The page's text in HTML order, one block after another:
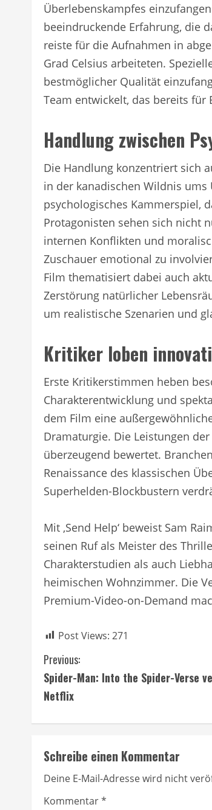
Überlebenskampfes
beeindruckende Erfahrung, die
reiste für die Aufnahmen in
Grad Celsius arbeiteten.
bestmöglicher Qualität
Team entwickelt, das bereits für
Handlung zwischen
Die Handlung konzentriert sich
in der kanadischen Wildnis
psychologisches Kammerspiel,
Protagonisten sehen sich nicht
internen Konflikten und
Zuschauer emotional zu
Film thematisiert dabei auch
Zerstörung natürlicher
um realistische Szenarien und
Kritiker loben
Erste Kritikerstimmen heben
Charakterentwicklung und
dem Film eine
Dramaturgie. Die Leistungen
überzeugend bewertet.
Renaissance des klassischen
Superhelden-Blockbustern
Mit ‚Send Help‘ beweist Sam
seinen Ruf als Meister des
Charakterstudien als auch
heimischen Wohnzimmer. Die
Premium-Video-on-Demand
Post Views: 271
C
o
i
n
Previous:
Spider-Man: Into the Spider-Verse
Netflix
Schreibe einen Kommentar
Deine E-Mail-Adresse wird nicht
Kommentar*